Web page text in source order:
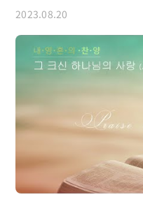
2023.08.20